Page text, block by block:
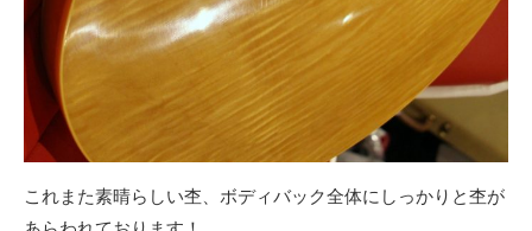
これまた素晴らしい杢、ボディバック全体にしっかりと杢が